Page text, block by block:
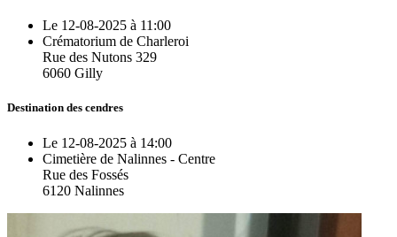
Le 12-08-2025 à 11:00
Crématorium de Charleroi
Rue des Nutons 329
6060 Gilly
Destination des cendres
Le 12-08-2025 à 14:00
Cimetière de Nalinnes - Centre
Rue des Fossés
6120 Nalinnes